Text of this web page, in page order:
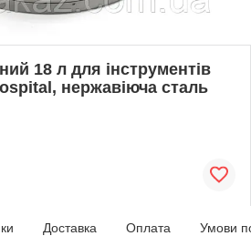
18 л для інструментів
нержавіюча сталь
Доставка Оплата Умови